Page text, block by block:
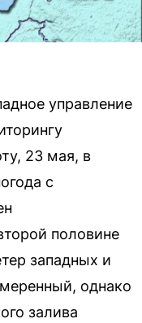
управление
23 мая, в
с
половине
западных и
однако
залива